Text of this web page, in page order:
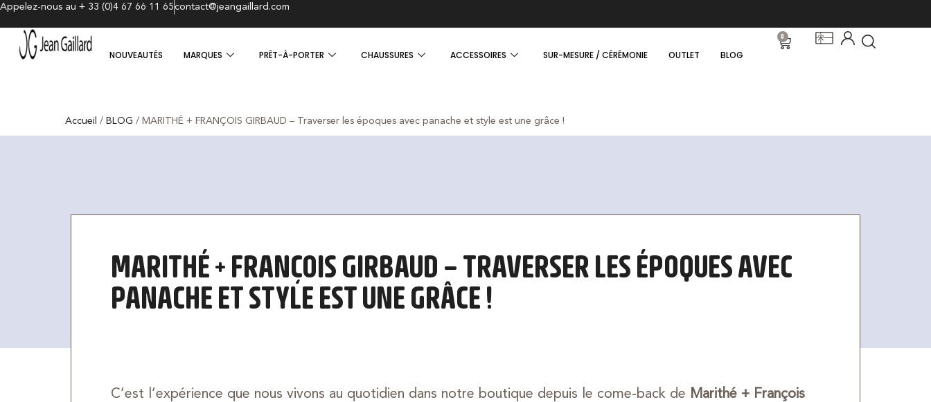
Appelez-nous au + 33 (0)4 67 66 11 65contact@jeangaillard.com
NOUVEAUTÉS MARQUES PRÊT-À-PORTER CHAUSSURES ACCESSOIRES SUR-MESURE / CÉRÉMONIE OUTLET BLOG
0
Accueil / BLOG / MARITHÉ + FRANÇOIS GIRBAUD – Traverser les époques avec panache et style est une grâce !
MARITHÉ + FRANÇOIS GIRBAUD – TRAVERSER LES ÉPOQUES AVEC
PANACHE ET STYLE EST UNE GRÂCE !
C’est l’expérience que nous vivons au quotidien dans notre boutique depuis le come-back de Marithé + François